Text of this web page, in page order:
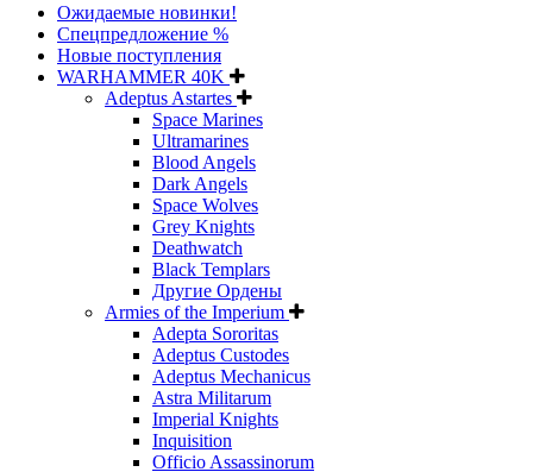
Ожидаемые новинки!
Спецпредложение %
Новые поступления
WARHAMMER 40K
Adeptus Astartes
Space Marines
Ultramarines
Blood Angels
Dark Angels
Space Wolves
Grey Knights
Deathwatch
Black Templars
Другие Ордены
Armies of the Imperium
Adepta Sororitas
Adeptus Custodes
Adeptus Mechanicus
Astra Militarum
Imperial Knights
Inquisition
Officio Assassinorum